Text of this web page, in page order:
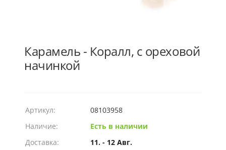
Карамель - Коралл, с ореховой
начинкой
Артикул:
08103958
Наличие:
Есть в наличии
Доставка:
11. - 12 Авг.